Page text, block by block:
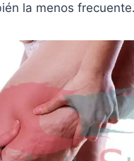
la menos frecuente.